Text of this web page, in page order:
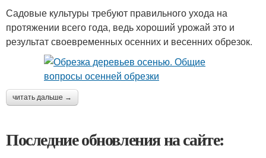
Садовые культуры требуют правильного ухода на
протяжении всего года, ведь хороший урожай это и
результат своевременных осенних и весенних обрезок.
читать дальше →
Последние обновления на сайте: